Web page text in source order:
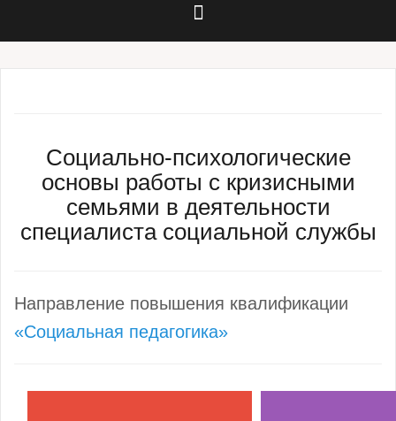
Социально-психологические
основы работы с кризисными
семьями в деятельности
специалиста социальной службы
Направление повышения квалификации
«Социальная педагогика»